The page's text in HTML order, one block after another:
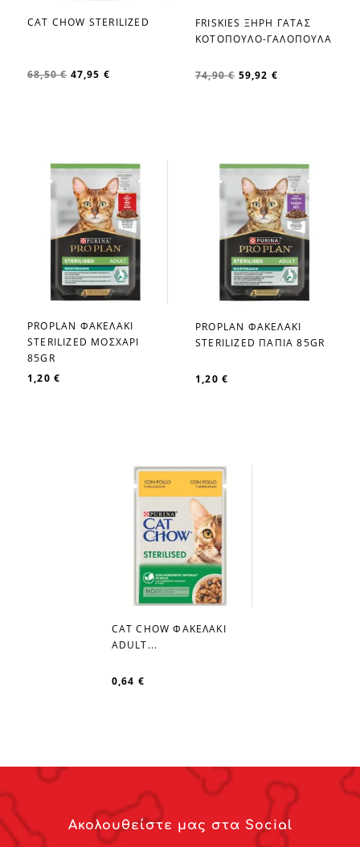
favorite_border
CAT CHOW STERILIZED
68,50 € 47,95 €
favorite_border
FRISKIES ΞΗΡΗ ΓΑΤΑΣ
ΚΟΤΟΠΟΥΛΟ-ΓΑΛΟΠΟΥΛΑ
74,90 € 59,92 €
favorite_border
PROPLAN ΦΑΚΕΛΑΚΙ
STERILIZED ΜΟΣΧΑΡΙ
85GR
1,20 €
favorite_border
PROPLAN ΦΑΚΕΛΑΚΙ
STERILIZED ΠΑΠΙΑ 85GR
1,20 €
favorite_border
CAT CHOW ΦΑΚΕΛΑΚΙ
ADULT...
0,64 €
Ακολουθείστε μας στα Social